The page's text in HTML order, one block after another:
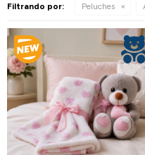
Filtrando por: Peluches